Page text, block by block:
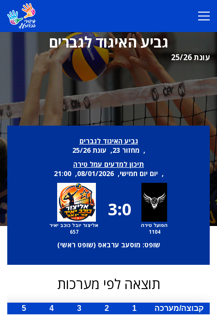
גביע האיגוד לגברים
עונת 25/26
גביע האיגוד לגברים
, מחזור 23, עונת 25/26
תיכון למדעים עמל טירה
, יום יום חמישי, 08/01/2026, 21:00
הפועל טירה
1104
3:0
אליצור יובל כוכב יאיר
657
שופט: מוסעב ערבאס (שופט ראשי)
תוצאה לפי מערכות
קבוצה/מערכה 1
2
3
4
5